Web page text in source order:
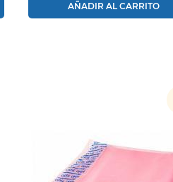
AÑADIR AL CARRITO